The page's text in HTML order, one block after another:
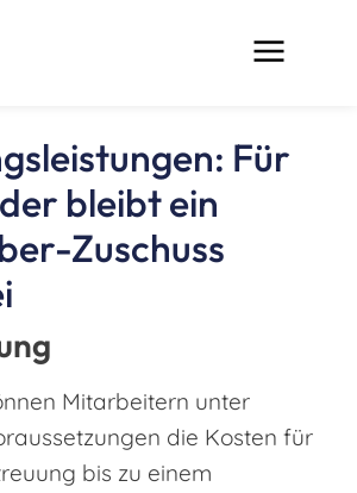
Für
bleibt ein
Zuschuss
Mitarbeitern unter
die Kosten für
bis zu einem